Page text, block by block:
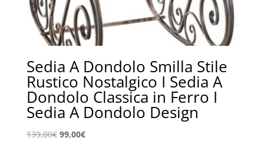
Sedia A Dondolo Smilla Stile
Rustico Nostalgico I Sedia A
Dondolo Classica in Ferro I
Sedia A Dondolo Design
139,00€ Il
99,00€Il